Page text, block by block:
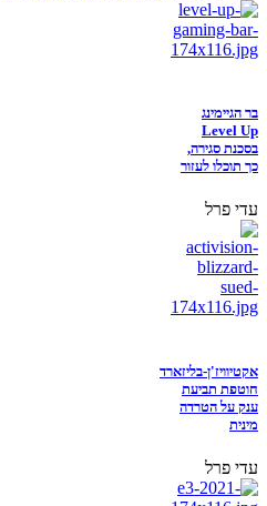
בר הגיימינג
Level Up
בסכנת סגירה,
כך תוכלו לעזור
עדי פרל
אקטיוויז'ן-בליזארד
חוטפת תביעת
ענק על הטרדה
מינית
עדי פרל